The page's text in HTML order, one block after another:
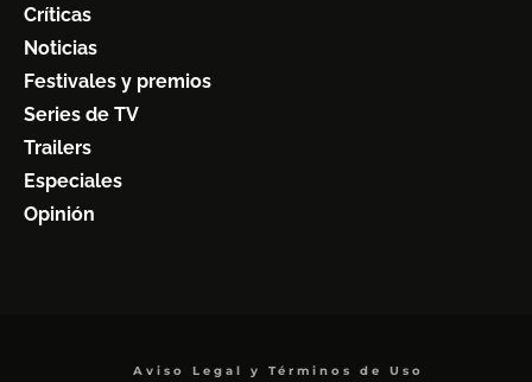
Críticas
Noticias
Festivales y premios
Series de TV
Trailers
Especiales
Opinión
Aviso Legal y Términos de Uso